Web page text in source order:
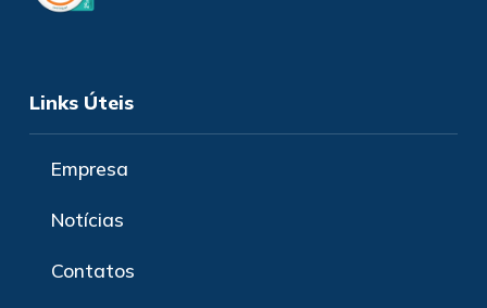
Links Úteis
Empresa
Notícias
Contatos